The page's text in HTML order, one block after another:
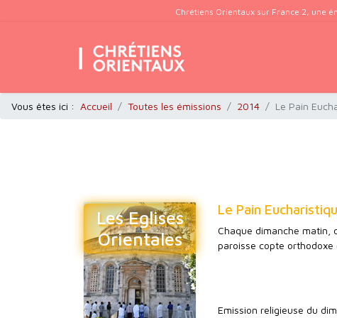
Chrétiens Orientaux sur France 2, une
Vous êtes ici : Accueil Toutes les émissions 2014 Le Pain
Les Eglises
Orientales
Le Pain
Chaque dimanche matin,
paroisse copte orthodoxe
Emission religieuse du